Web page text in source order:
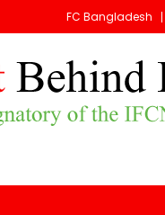
FC Bangladesh